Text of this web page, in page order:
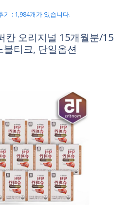
기 : 1,984개가 있습니다.
칸 오리지널 15개월분/15
티크, 단일옵션